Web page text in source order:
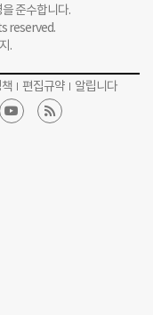
준수합니다.
reserved.
.
편집규약 알립니다